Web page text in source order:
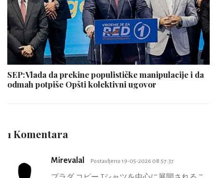
SEP:Vlada da prekine populističke manipulacije i da
odmah potpiše Opšti kolektivni ugovor
1 Komentara
Mirevalal Postavljeno 19-05-2026 08:57:37